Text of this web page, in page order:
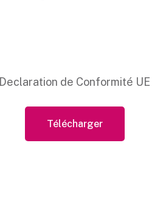
Declaration de Conformité UE
Télécharger